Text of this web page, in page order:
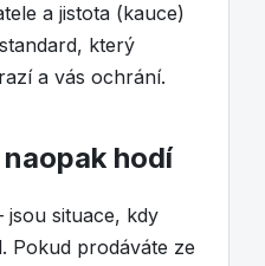
a jistota (kauce)
který
a vás ochrání.
hodí
situace, kdy
Pokud prodáváte ze